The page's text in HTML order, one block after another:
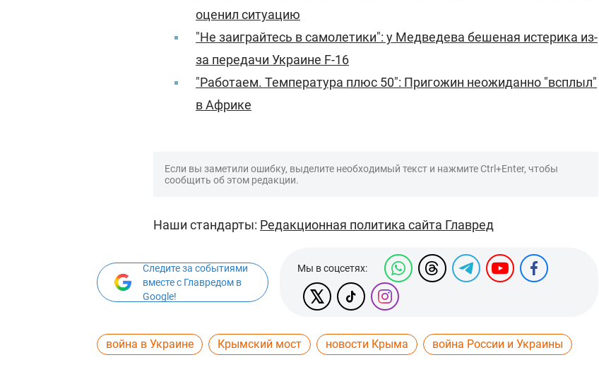
оценил ситуацию
"Не заиграйтесь в самолетики": у Медведева бешеная истерика из-
за передачи Украине F-16
"Работаем. Температура плюс 50": Пригожин неожиданно "всплыл"
в Африке
Если вы заметили ошибку, выделите необходимый текст и нажмите Ctrl+Enter, чтобы
сообщить об этом редакции.
Наши стандарты: Редакционная политика сайта Главред
Следите за событиями
вместе с Главредом в
Google!
Мы в соцсетях:
война в Украине Крымский мост новости Крыма война России и Украины